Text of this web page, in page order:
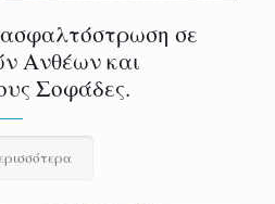
σε
Ανθέων και
Σοφάδες.